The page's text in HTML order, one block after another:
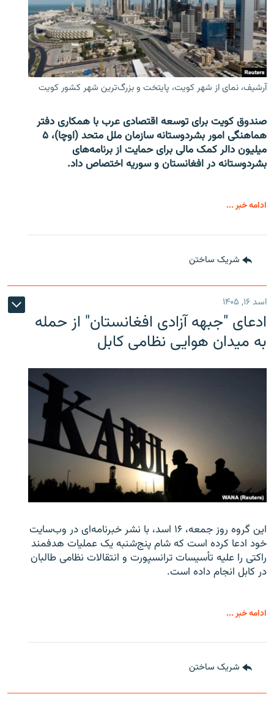
آرشیف، نمای از شهر کویت، پایتخت و بزرگ‌ترین شهر کشور کویت
صندوق کویت برای توسعه اقتصادی عرب با همکاری دفتر
هماهنگی امور بشردوستانه سازمان ملل متحد (اوچا)، ۵
میلیون دالر کمک مالی برای حمایت از برنامه‌های
بشردوستانه در افغانستان و سوریه اختصاص داد.
ادامه خبر ...
شریک ساختن
اسد ۱۶, ۱۴۰۵
ادعای "جبهه آزادی افغانستان" از حمله
به میدان هوایی نظامی کابل
این گروه روز جمعه، ۱۶ اسد، با نشر خبرنامه‌ای در وب‌سایت
خود ادعا کرده است که شام پنج‌شنبه یک عملیات هدفمند
راکتی را علیه تأسیسات ترانسپورت و انتقالات نظامی طالبان
در کابل انجام داده است.
ادامه خبر ...
شریک ساختن